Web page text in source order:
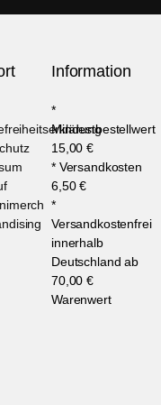
Information
*
Mindestbestellwert
15,00 €
* Versandkosten
6,50 €
*
Versandkostenfrei
innerhalb
Deutschland ab
70,00 €
Warenwert